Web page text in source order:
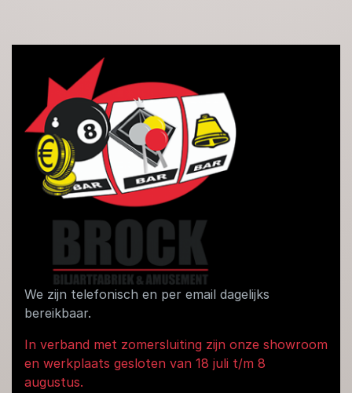
We zijn telefonisch en per email dagelijks
bereikbaar.
In verband met zomersluiting zijn onze showroom
en werkplaats gesloten van 18 juli t/m 8
augustus.